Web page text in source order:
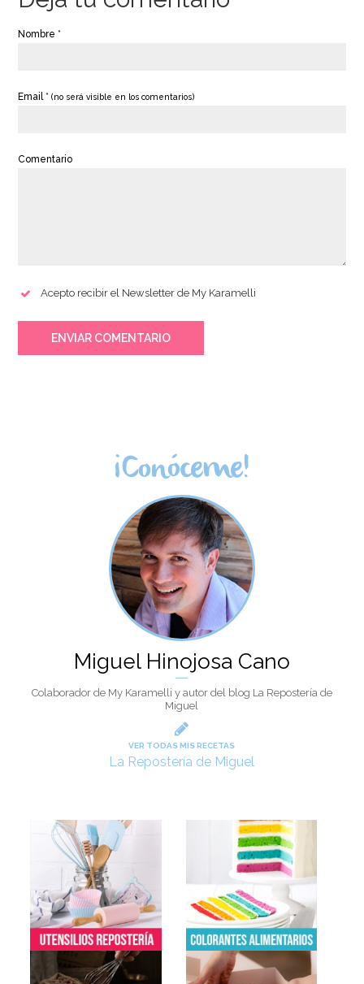
Nombre *
Email *(no será visible en los comentarios)
Comentario
Acepto recibir el Newsletter de My Karamelli
ENVIAR COMENTARIO
¡Conóceme!
Miguel Hinojosa Cano
Colaborador de My Karamelli y autor del blog La Repostería de
Miguel
VER TODAS MIS RECETAS
La Repostería de Miguel